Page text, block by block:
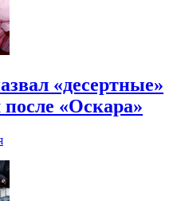
«десертные»
«Оскара»